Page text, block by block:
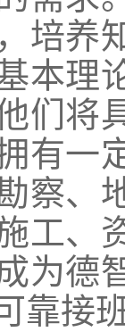
培养
本理
们将
有一
察、
工、
为德
靠接